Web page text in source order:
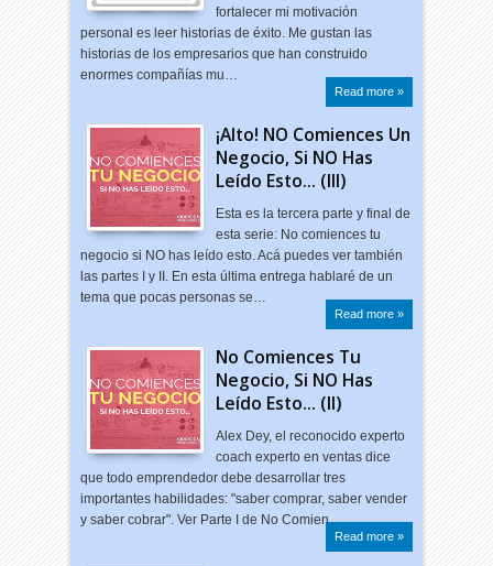
fortalecer mi motivación
personal es leer historias de éxito. Me gustan las
historias de los empresarios que han construido
enormes compañías mu…
Read more »
¡Alto! NO Comiences Un
Negocio, Si NO Has
Leído Esto... (III)
Esta es la tercera parte y final de
esta serie: No comiences tu
negocio si NO has leído esto. Acá puedes ver también
las partes I y II. En esta última entrega hablaré de un
tema que pocas personas se…
Read more »
No Comiences Tu
Negocio, Si NO Has
Leído Esto... (II)
Alex Dey, el reconocido experto
coach experto en ventas dice
que todo emprendedor debe desarrollar tres
importantes habilidades: "saber comprar, saber vender
y saber cobrar". Ver Parte I de No Comien…
Read more »